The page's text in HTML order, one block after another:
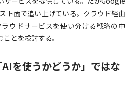
ト面で追い上げている。クラウド経由
ウドサービスを使い分ける戦略の中
とを検討する。
を使うかどうか」ではな